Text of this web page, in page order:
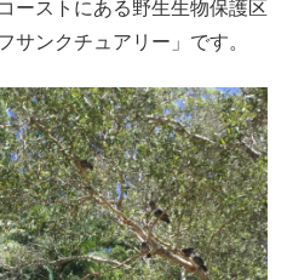
ーストにある野生生物保護区
サンクチュアリー」です。